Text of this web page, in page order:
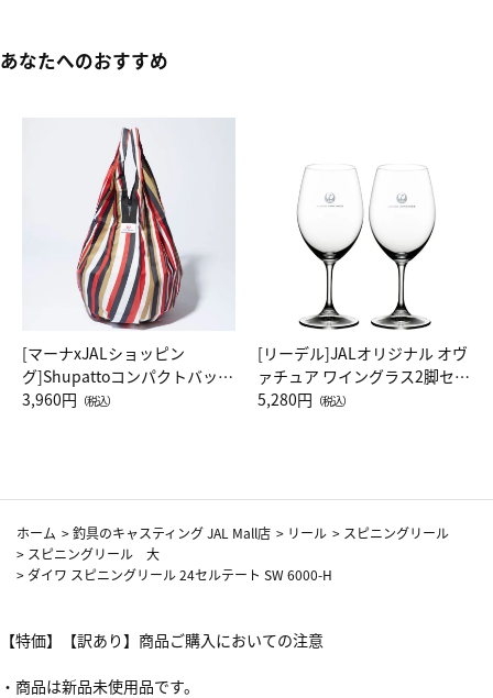
あなたへのおすすめ
[マーナxJALショッピン
グ]Shupattoコンパクトバッグ
Drop JAL客室乗務員（LC）ス
3,960円 （税込）
[リーデル]JALオリジナル オヴ
ァチュア ワイングラス2脚セッ
ト（レッドワイン）
5,280円 （税込）
ホーム >釣具のキャスティング JAL Mall店 > リール > スピニングリール
> スピニングリール 大
> ダイワ スピニングリール 24セルテート SW 6000-H
【特価】【訳あり】商品ご購入においての注意
・商品は新品未使用品です。